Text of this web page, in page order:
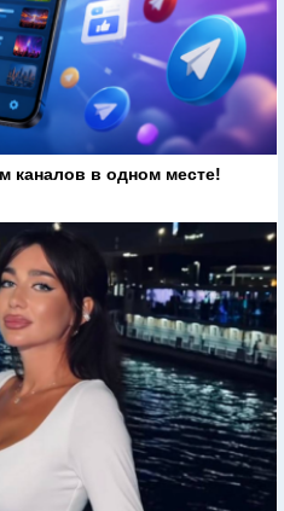
каналов в одном месте!